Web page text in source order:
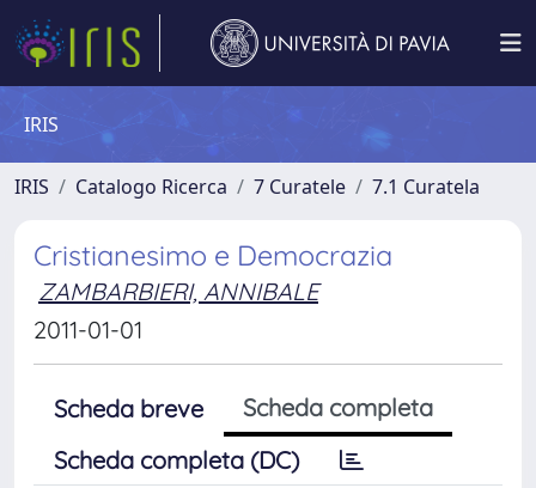
IRIS
IRIS Catalogo Ricerca 7 Curatele 7.1 Curatela
Cristianesimo e Democrazia
ZAMBARBIERI, ANNIBALE
2011-01-01
Scheda breve
Scheda completa
Scheda completa (DC)